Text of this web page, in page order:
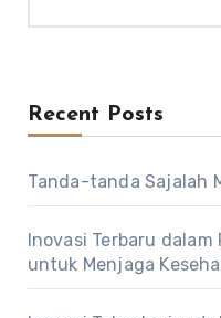
Recent Posts
Tanda-tanda Sajalah
Inovasi Terbaru
untuk Menjaga